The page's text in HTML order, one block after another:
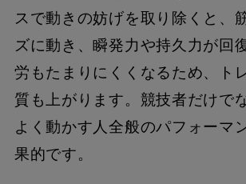
スで動きの妨げを取り除くと、
ズに動き、瞬発力や持久力が回
労もたまりにくくなるため、ト
質も上がります。競技者だけで
よく動かす人全般のパフォーマ
果的です。